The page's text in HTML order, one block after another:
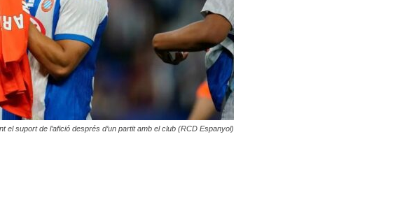
el suport de l’afició després d’un partit amb el club (RCD Espanyol)